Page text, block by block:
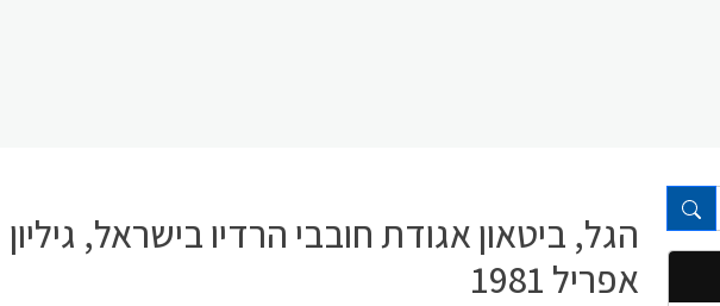
הגל, ביטאון אגודת חובבי הרדיו בישראל, גיליון
אפריל 1981